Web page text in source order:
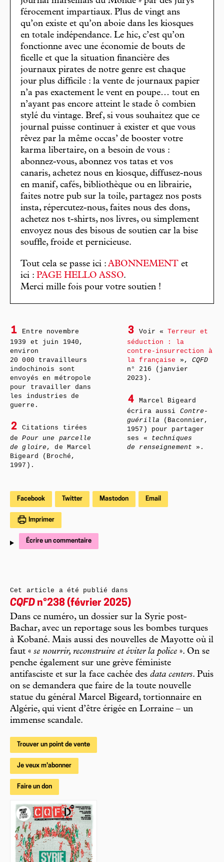
férocement impartiaux. Plus de vingt ans
qu’on existe et qu’on aboie dans les kiosques
en totale indépendance. Le hic, c’est qu’on
fonctionne avec une économie de bouts de
ficelle et que la situation financière des
journaux pirates de notre genre est chaque
jour plus difficile : la vente de journaux papier
n’a pas exactement le vent en poupe… tout en
n’ayant pas encore atteint le stade ô combien
stylé du vintage. Bref, si vous souhaitez que ce
journal puisse continuer à exister et que vous
rêvez par la même occas’ de booster votre
karma libertaire, on a besoin de vous :
abonnez-vous, abonnez vos tatas et vos
canaris, achetez nous en kiosque, diffusez-nous
en manif, cafés, bibliothèque ou en librairie,
faites notre pub sur la toile, partagez nos posts
insta, répercutez-nous, faites nous des dons,
achetez nos t-shirts, nos livres, ou simplement
envoyez nous des bisous de soutien car la bise
souffle, froide et pernicieuse.
Tout cela se passe ici : ABONNEMENT et
ici : PAGE HELLO ASSO.
Merci mille fois pour votre soutien !
1
Entre novembre
1939 et juin 1940,
environ
20 000 travailleurs
indochinois sont
envoyés en métropole
pour travailler dans
les industries de
guerre.
2
Citations tirées
dePour une parcelle
de gloire , de Marcel
Bigeard (Broché,
1997).
3 Voir «Terreur et
séduction : la
contre-insurrection à
la française
»,CQFD
n° 216 (janvier
2023).
4
Marcel Bigeard
écrira aussi Contre-
guérilla (Baconnier,
1957) pour partager
ses « techniques
de renseignement ».
Facebook Twitter Mastodon Email
Imprimer
Écrire un commentaire
Cet article a été publié dans
CQFD n°238 (février 2025)
Dans ce numéro, un dossier sur la Syrie post-
Bachar, avec un reportage sous les bombes turques
à Kobané. Mais aussi des nouvelles de Mayotte où il
faut « se nourrir, reconstruire et éviter la police ». On se
penche également sur une grève féministe
antifasciste et sur la face cachée des data centers. Puis
on se demandera que faire de la toute nouvelle
statue du général Marcel Bigeard, tortionnaire en
Algérie, qui vient d’être érigée en Lorraine – un
immense scandale.
Trouver un point de vente
Je veux m'abonner
Faire un don